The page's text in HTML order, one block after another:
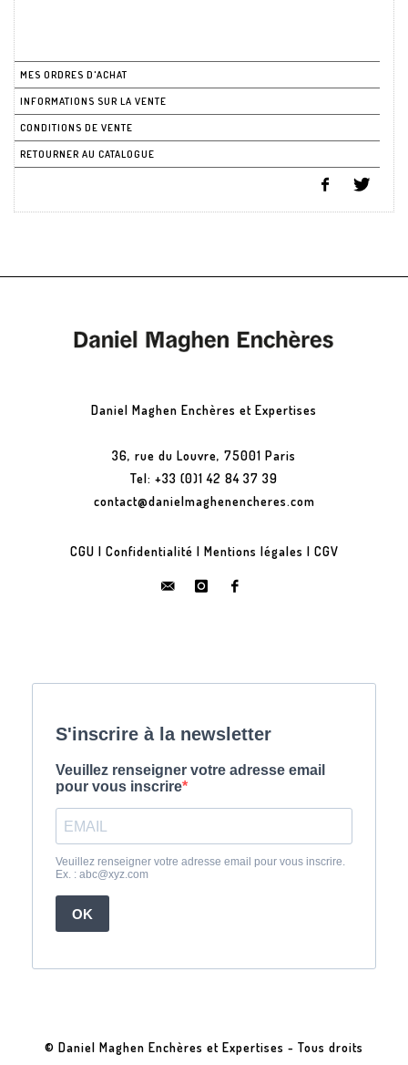
MES ORDRES D'ACHAT
INFORMATIONS SUR LA VENTE
CONDITIONS DE VENTE
RETOURNER AU CATALOGUE
Daniel Maghen Enchères et Expertises
36, rue du Louvre, 75001 Paris
Tel: +33 (0)1 42 84 37 39
contact@danielmaghenencheres.com
CGU | Confidentialité | Mentions légales | CGV
© Daniel Maghen Enchères et Expertises - Tous droits